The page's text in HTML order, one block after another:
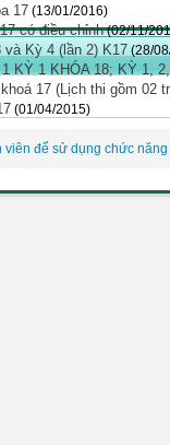
17 (13/01/2016)
có điều chỉnh (02/11/
Kỳ 4 (lần 2) K17 (28/
KỲ 1 KHÓA 18; KỲ 1,
17 (Lịch thi gồm 02
(01/04/2015)
viên để sử dụng chức